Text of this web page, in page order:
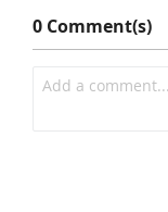
0 Comment(s)